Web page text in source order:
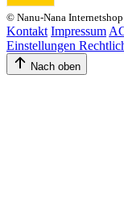
© Nanu-Nana
Kontakt Impressum
Einstellungen
Nach oben